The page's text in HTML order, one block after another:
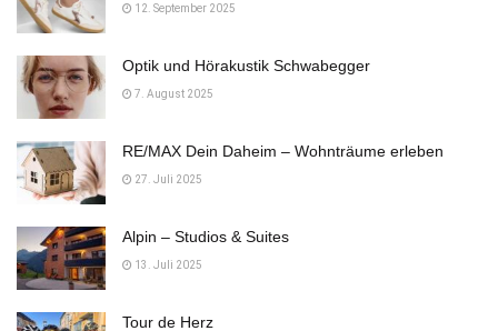
12. September 2025
Optik und Hörakustik Schwabegger
7. August 2025
RE/MAX Dein Daheim – Wohnträume erleben
27. Juli 2025
Alpin – Studios & Suites
13. Juli 2025
Tour de Herz